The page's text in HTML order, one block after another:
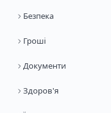
Безпека
Гроші
Документи
Здоров'я